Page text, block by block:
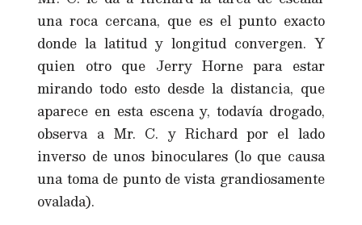
una roca cercana, que es el punto exacto
donde la latitud y longitud convergen. Y
quien otro que Jerry Horne para estar
mirando todo esto desde la distancia, que
aparece en esta escena y, todavía drogado,
observa a Mr. C. y Richard por el lado
inverso de unos binoculares (lo que causa
una toma de punto de vista grandiosamente
ovalada).